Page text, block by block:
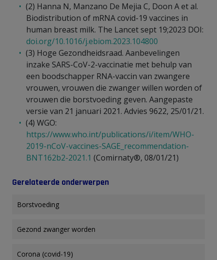
(2) Hanna N, Manzano De Mejia C, Doon A et al.
Biodistribution of mRNA covid-19 vaccines in
human breast milk. The Lancet sept 19;2023 DOI:
doi.org/10.1016/j.ebiom.2023.104800
(3) Hoge Gezondheidsraad. Aanbevelingen
inzake SARS-CoV-2-vaccinatie met behulp van
een boodschapper RNA-vaccin van zwangere
vrouwen, vrouwen die zwanger willen worden of
vrouwen die borstvoeding geven. Aangepaste
versie van 21 januari 2021. Advies 9622, 25/01/21.
(4) WGO:
https://www.who.int/publications/i/item/WHO-
2019-nCoV-vaccines-SAGE_recommendation-
BNT162b2-2021.1 (Comirnaty®, 08/01/21)
Gerelateerde onderwerpen
Borstvoeding
Gezond zwanger worden
Corona (covid-19)